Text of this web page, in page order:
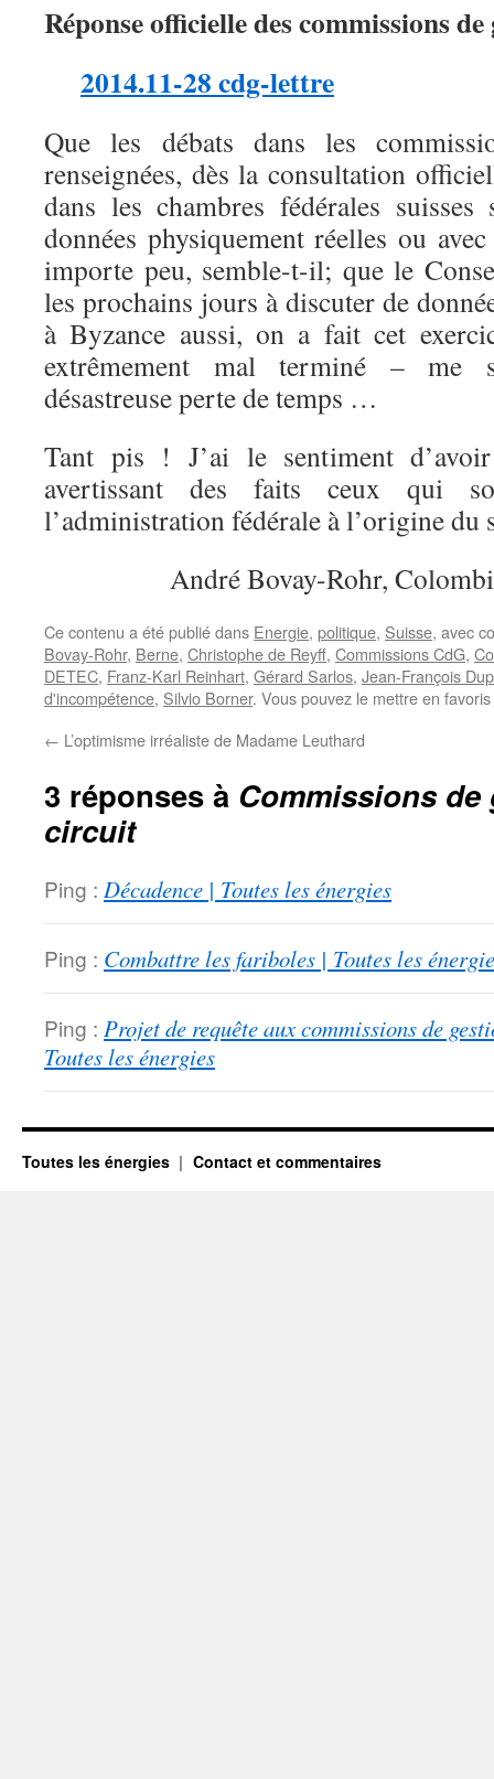
Réponse officielle des commissions
2014.11-28 cdg-lettre
Que les débats dans les
renseignées, dès la consultation
dans les chambres fédérales
données physiquement réelles ou
importe peu, semble-t-il; que le
les prochains jours à discuter de
à Byzance aussi, on a fait cet
extrêmement mal terminé – me
désastreuse perte de temps …
Tant pis ! J’ai le sentiment
avertissant des faits ceux qui
l’administration fédérale à l’origine du
André Bovay-Rohr,
Ce contenu a été publié dans Energie, politique, Suisse, avec
Bovay-Rohr, Berne, Christophe de Reyff, Commissions CdG,
DETEC, Franz-Karl Reinhart, Gérard Sarlos, Jean-François
d'incompétence, Silvio Borner. Vous pouvez le mettre en
← L’optimisme irréaliste de Madame Leuthard
3 réponses à Commissions
circuit
Ping : Décadence | Toutes les énergies
Ping : Combattre les fariboles | Toutes les
Ping : Projet de requête aux commissions de
Toutes les énergies
Toutes les énergies Contact et commentaires